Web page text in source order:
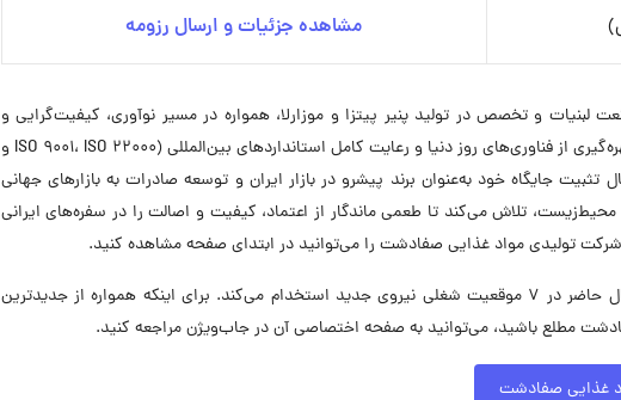
مشاهده جزئیات و ارسال رزومه
از 40 سال سابقه در صنعت لبنیات و تخصص در تولید پنیر پیتزا و موزارلا، همواره در مسیر نوآوری، کیفیت‌گرایی و
سلامت غذایی گام برداشته است. این مجموعه با بهره‌گیری از فناوری‌های روز دنیا و رعایت کامل استانداردهای بین‌المللی (ISO 9001، ISO 22000 و
جایگاه خود به‌عنوان برند پیشرو در بازار ایران و توسعه صادرات به بازارهای جهانی
تلاش می‌کند تا طعمی ماندگار از اعتماد، کیفیت و اصالت را در سفره‌های ایرانی
تولیدی مواد غذایی صفادشت را می‌توانید در ابتدای صفحه مشاهده کنید.
شرکت تولیدی مواد غذایی صفادشت در حال حاضر در ۷ موقعیت شغلی نیروی جدید استخدام می‌کند. برای اینکه همواره از جدیدترین
مطلع باشید، می‌توانید به صفحه اختصاصی آن در جاب‌ویژن مراجعه کنید.
غذایی صفادشت